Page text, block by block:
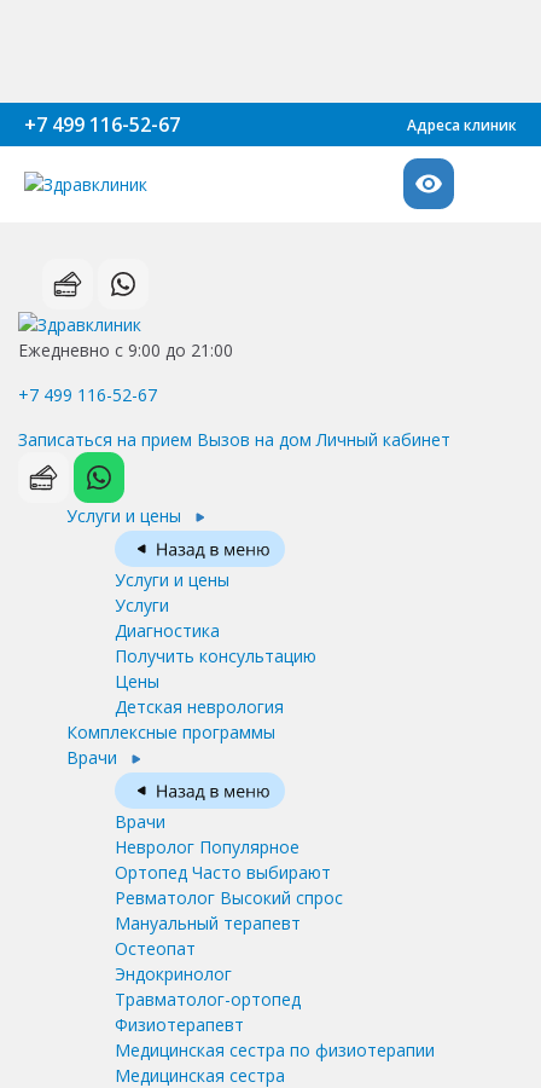
+7 499 116-52-67 Адреса клиник
Ежедневно с 9:00 до 21:00
+7 499 116-52-67
Записаться на прием Вызов на дом Личный кабинет
Услуги и цены
Услуги и цены
Услуги
Диагностика
Получить консультацию
Цены
Детская неврология
Комплексные программы
Врачи
Врачи
Невролог Популярное
Ортопед Часто выбирают
Ревматолог Высокий спрос
Мануальный терапевт
Остеопат
Эндокринолог
Травматолог-ортопед
Физиотерапевт
Медицинская сестра по физиотерапии
Медицинская сестра